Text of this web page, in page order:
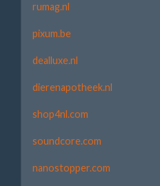
rumag.nl
pixum.be
dealluxe.nl
dierenapotheek.nl
shop4nl.com
soundcore.com
nanostopper.com